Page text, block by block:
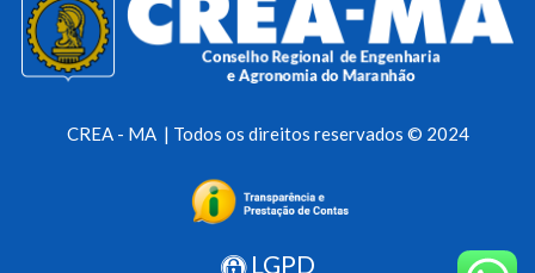
CREA - MA | Todos os direitos reservados © 2024
LGPD